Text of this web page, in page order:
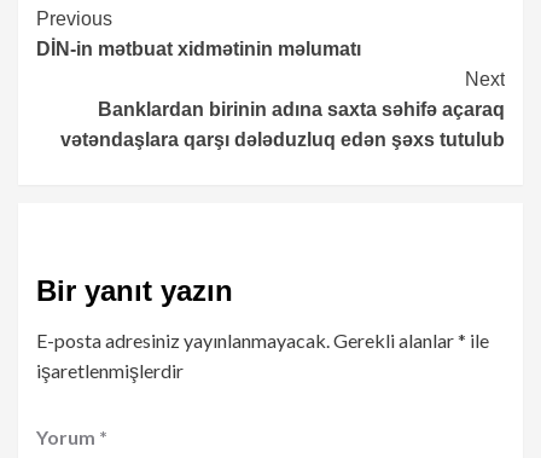
Continue
Reading
Previous
DİN-in mətbuat xidmətinin məlumatı
Next
Banklardan birinin adına saxta səhifə açaraq
vətəndaşlara qarşı dələduzluq edən şəxs tutulub
Bir yanıt yazın
E-posta adresiniz yayınlanmayacak. Gerekli alanlar* ile
işaretlenmişlerdir
Yorum *